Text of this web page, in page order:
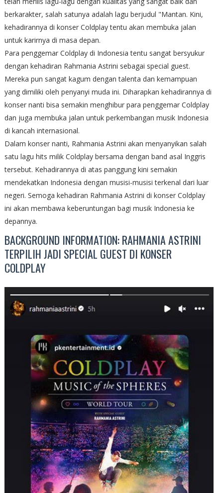
berkarakter, salah satunya adalah lagu berjudul "Mantan. Kini,
kehadirannya di konser Coldplay tentu akan membuka jalan
untuk karirnya di masa depan.
Para penggemar Coldplay di Indonesia tentu sangat bersyukur
dengan kehadiran Rahmania Astrini sebagai special guest.
Mereka pun sangat kagum dengan talenta dan kemampuan
yang dimiliki oleh penyanyi muda ini. Diharapkan kehadirannya di
konser nanti bisa semakin menghibur para penggemar Coldplay
dan juga membuka jalan untuk perkembangan musik Indonesia
di kancah internasional.
Dalam konser nanti, Rahmania Astrini akan menyanyikan salah
satu lagu hits milik Coldplay bersama dengan band asal Inggris
tersebut. Kehadirannya di atas panggung kini semakin
mendekatkan Indonesia dengan musisi-musisi terkenal dari luar
negeri. Semoga kehadiran Rahmania Astrini di konser Coldplay
ini akan membawa keberuntungan bagi musik Indonesia ke
depannya.
BACKGROUND INFORMATION: RAHMANIA ASTRINI
TERPILIH JADI SPECIAL GUEST DI KONSER
COLDPLAY